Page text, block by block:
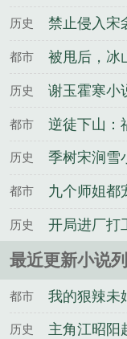
历史
禁止侵入宋
完整版
都市 被甩后，冰
历史 谢玉霍寒小
都市 逆徒下山：
历史 季树宋涧雪
都市 九个师姐都
历史
开局进厂打
沈苏苏陈小
最近更新小说
都市 我的狠辣未
历史 主角江昭阳